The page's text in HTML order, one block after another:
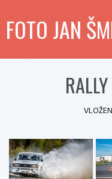
FOTO JAN